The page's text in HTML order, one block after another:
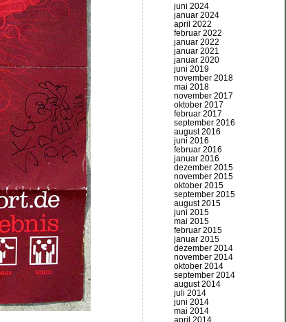
juni 2024
januar 2024
april 2022
februar 2022
januar 2022
januar 2021
januar 2020
juni 2019
november 2018
mai 2018
november 2017
oktober 2017
februar 2017
september 2016
august 2016
juni 2016
februar 2016
januar 2016
dezember 2015
november 2015
oktober 2015
september 2015
august 2015
juni 2015
mai 2015
februar 2015
januar 2015
dezember 2014
november 2014
oktober 2014
september 2014
august 2014
juli 2014
juni 2014
mai 2014
april 2014